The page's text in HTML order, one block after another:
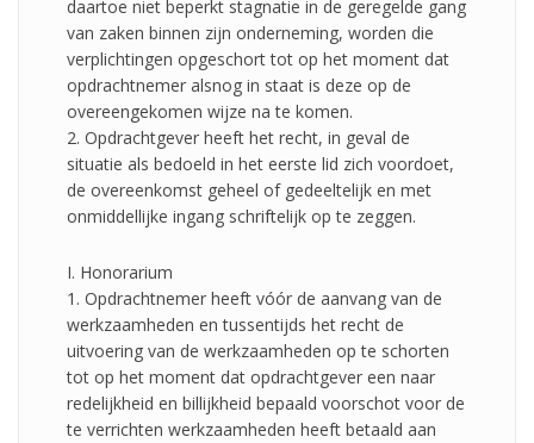
daartoe niet beperkt stagnatie in de geregelde gang
van zaken binnen zijn onderneming, worden die
verplichtingen opgeschort tot op het moment dat
opdrachtnemer alsnog in staat is deze op de
overeengekomen wijze na te komen.
2. Opdrachtgever heeft het recht, in geval de
situatie als bedoeld in het eerste lid zich voordoet,
de overeenkomst geheel of gedeeltelijk en met
onmiddellijke ingang schriftelijk op te zeggen.
I. Honorarium
1. Opdrachtnemer heeft vóór de aanvang van de
werkzaamheden en tussentijds het recht de
uitvoering van de werkzaamheden op te schorten
tot op het moment dat opdrachtgever een naar
redelijkheid en billijkheid bepaald voorschot voor de
te verrichten werkzaamheden heeft betaald aan